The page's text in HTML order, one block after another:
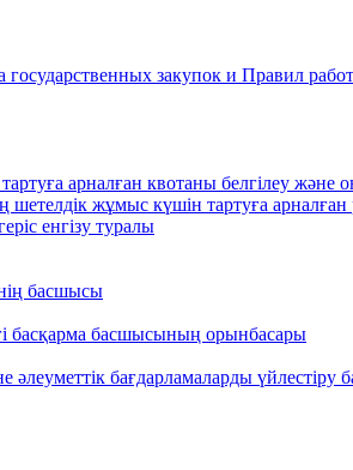
закупок и Правил
арналған квотаны белгілеу
жұмыс күшін тартуға
енгізу туралы
басшысы
басқарма басшысының орынбасары
бағдарламаларды үйлестіру